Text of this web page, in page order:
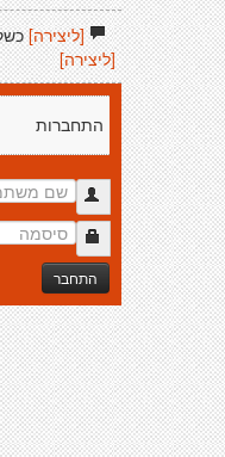
[ליצירה]
[ליצירה]
התחברות
התחבר